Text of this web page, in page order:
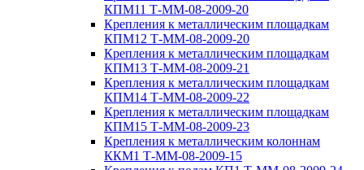
КПМ11 Т-ММ-08-2009-20
Крепления к металлическим площадкам
КПМ12 Т-ММ-08-2009-20
Крепления к металлическим площадкам
КПМ13 Т-ММ-08-2009-21
Крепления к металлическим площадкам
КПМ14 Т-ММ-08-2009-22
Крепления к металлическим площадкам
КПМ15 Т-ММ-08-2009-23
Крепления к металлическим колоннам
ККМ1 Т-ММ-08-2009-15